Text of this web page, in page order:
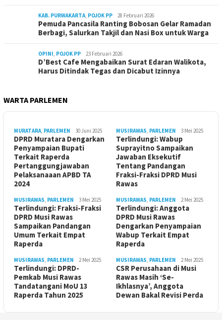
KAB. PURWAKARTA, POJOK PP 28 Februari 2026
Pemuda Pancasila Ranting Bobosan Gelar Ramadan
Berbagi, Salurkan Takjil dan Nasi Box untuk Warga
OPINI, POJOK PP 23 Februari 2026
D’Best Cafe Mengabaikan Surat Edaran Walikota,
Harus Ditindak Tegas dan Dicabut Izinnya
WARTA PARLEMEN
MURATARA, PARLEMEN 30 Juni 2025
DPRD Muratara Dengarkan
Penyampaian Bupati
Terkait Raperda
Pertanggungjawaban
Pelaksanaaan APBD TA
2024
MUSIRAWAS, PARLEMEN 3 Mei 2025
Terlindungi: Wabup
Suprayitno Sampaikan
Jawaban Eksekutif
Tentang Pandangan
Fraksi-Fraksi DPRD Musi
Rawas
MUSIRAWAS, PARLEMEN 3 Mei 2025
Terlindungi: Fraksi-Fraksi
DPRD Musi Rawas
Sampaikan Pandangan
Umum Terkait Empat
Raperda
MUSIRAWAS, PARLEMEN 2 Mei 2025
Terlindungi: Anggota
DPRD Musi Rawas
Dengarkan Penyampaian
Wabup Terkait Empat
Raperda
MUSIRAWAS, PARLEMEN 2 Mei 2025
Terlindungi: DPRD-
Pemkab Musi Rawas
Tandatangani MoU 13
Raperda Tahun 2025
MUSIRAWAS, PARLEMEN 2 Mei 2025
CSR Perusahaan di Musi
Rawas Masih ‘Se-
Ikhlasnya’, Anggota
Dewan Bakal Revisi Perda ‎